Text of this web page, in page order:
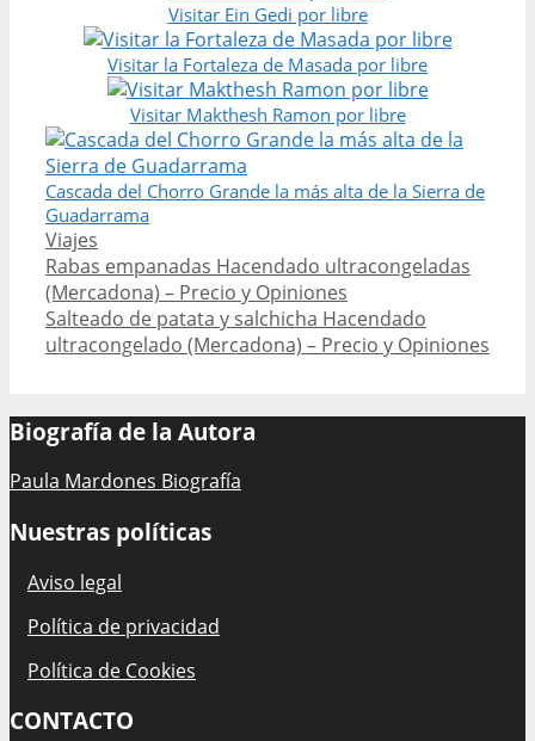
Visitar Ein Gedi por libre
Visitar la Fortaleza de Masada por libre
Visitar Makthesh Ramon por libre
Cascada del Chorro Grande la más alta de la Sierra de
Guadarrama
Categories
Viajes
Post
navigation
Rabas empanadas Hacendado ultracongeladas
(Mercadona) – Precio y Opiniones
Salteado de patata y salchicha Hacendado
ultracongelado (Mercadona) – Precio y Opiniones
Biografía de la Autora
Paula Mardones Biografía
Nuestras políticas
Aviso legal
Política de privacidad
Política de Cookies
CONTACTO